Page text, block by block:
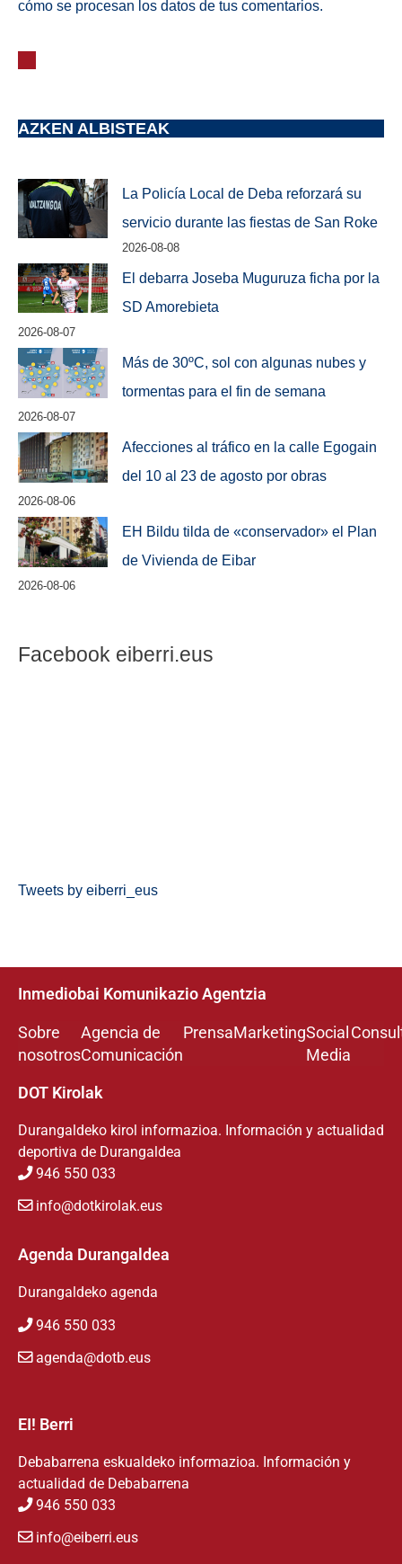
cómo se procesan los datos de tus comentarios.
AZKEN ALBISTEAK
La Policía Local de Deba reforzará su
servicio durante las fiestas de San Roke
2026-08-08
El debarra Joseba Muguruza ficha por la
SD Amorebieta
2026-08-07
Más de 30ºC, sol con algunas nubes y
tormentas para el fin de semana
2026-08-07
Afecciones al tráfico en la calle Egogain
del 10 al 23 de agosto por obras
2026-08-06
EH Bildu tilda de «conservador» el Plan
de Vivienda de Eibar
2026-08-06
Facebook eiberri.eus
Tweets by eiberri_eus
Inmediobai Komunikazio Agentzia
Sobre
nosotros
Agencia de
Comunicación
PrensaMarketingSocial
Media
DOT Kirolak
Durangaldeko kirol informazioa. Información y actualidad
deportiva de Durangaldea
946 550 033
info@dotkirolak.eus
Agenda Durangaldea
Durangaldeko agenda
946 550 033
agenda@dotb.eus
EI! Berri
Debabarrena eskualdeko informazioa. Información y
actualidad de Debabarrena
946 550 033
info@eiberri.eus